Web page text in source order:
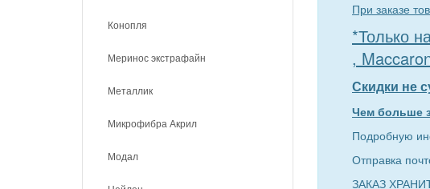
Конопля
Меринос экстрафайн
Металлик
Микрофибра Акрил
Модал
При заказе
*Только
,
Скидки не
Чем больше
Подробную
Отправка
ЗАКАЗ